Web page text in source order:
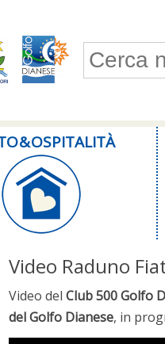
Form di
& OSPITALITÀ
Video Raduno
Video del Club 500 Golfo
del Golfo Dianese, in